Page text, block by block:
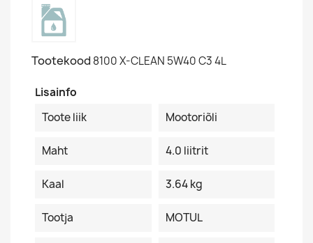
Tootekood 8100 X-CLEAN 5W40 C3 4L
Lisainfo
Toote liik
Mootoriõli
Maht 4.0 liitrit
Kaal 3.64 kg
Tootja MOTUL